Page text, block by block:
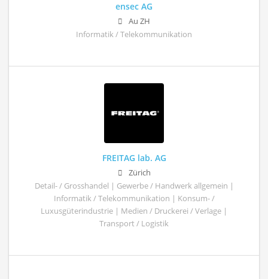
ensec AG
Au ZH
Informatik / Telekommunikation
FREITAG lab. AG
Zürich
Detail- / Grosshandel | Gewerbe / Handwerk allgemein |
Informatik / Telekommunikation | Konsum- /
Luxusgüterindustrie | Medien / Druckerei / Verlage |
Transport / Logistik